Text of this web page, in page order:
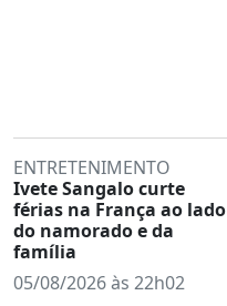
ENTRETENIMENTO
Ivete Sangalo curte
férias na França ao lado
do namorado e da
família
05/08/2026 às 22h02